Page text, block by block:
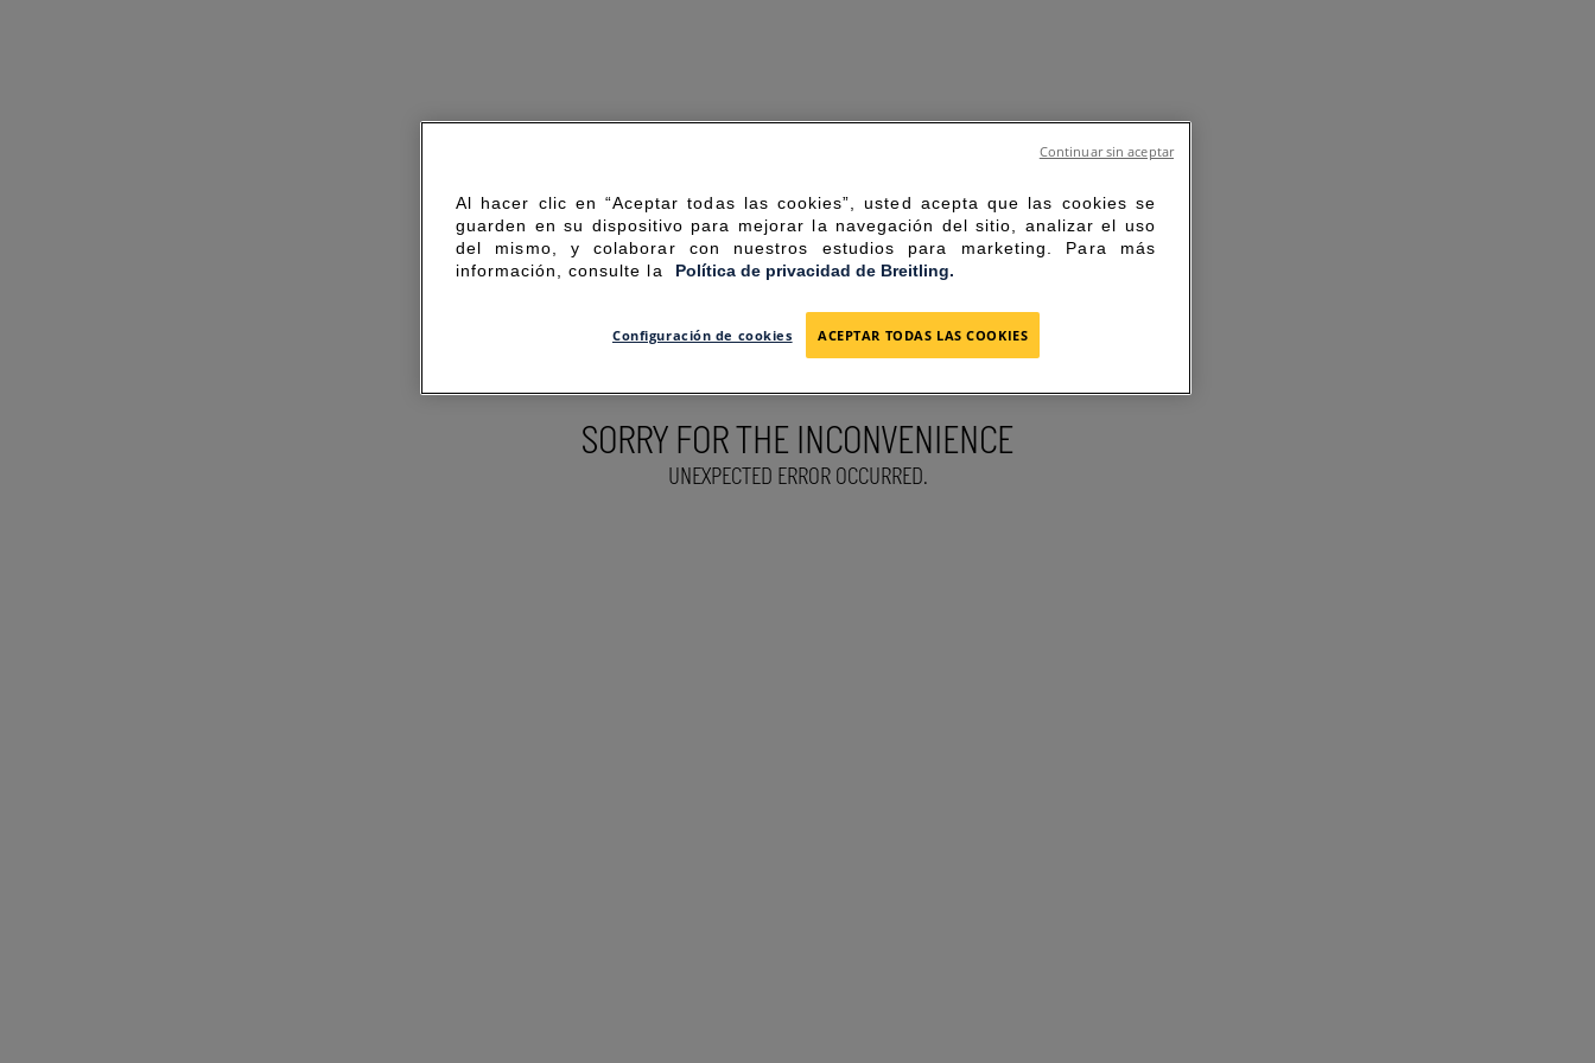
SORRY FOR THE INCONVENIENCE
UNEXPECTED ERROR OCCURRED.
Al hacer clic en “Aceptar todas las cookies”, usted acepta que las cookies se
guarden en su dispositivo para mejorar la navegación del sitio, analizar el uso
del mismo, y colaborar con nuestros estudios para marketing. Para más
información, consulte la
Política de privacidad de Breitling.
Configuración de cookies ACEPTAR TODAS LAS COOKIES
Continuar sin aceptar